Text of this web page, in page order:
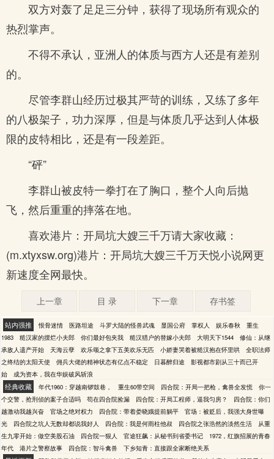
双方对轰了足足三分钟，获得了现场所有观众的
热烈掌声。
不得不承认，亚洲人的体质与西方人还是有差别
的。
尽管李群山经历过极其严苛的训练，又练了多年
的八极架子，功力深厚，但是与体质几乎达到人体极
限的皮特相比，还是有一段差距。
“砰”
李群山被皮特一拳打在了胸口，整个人向后抛
飞，然后重重的摔落在地。
喜欢港片：开局坑大嫂三千万请大家收藏：
(m.xtyxsw.org)港片：开局坑大嫂三千万天悦小说网更
新速度全网最快。
上一章 目 录 下一章 存书签
站内强推 恨骨迷情 医路坦途 斗罗大陆的怪兽武魂 显国公府 掌权人 娱乐春秋
重生
1983
糙汉家的摆烂小夫郎 你们最好包夹我 糙汉猎户的替嫁小夫郎 大明天下1544
修仙：从继
承敌人遗产开始
天海云孽 欢乐颂之拿下五美欢乐无匹 小娇妻哭着被糙汉抱在怀里哄
全职法师
之终结的太阳天使
佣兵大佬的精神状态有亿点不稳定 日暮醉归途
影视都市剧从三十而已开
始
成为资本，我在华娱破风斩浪
经典收藏 年代1960：穿越南锣鼓巷， 重生60带空间 四合院：开局一把枪，禽兽全发慌
你一
个交警，抢刑侦的案子合适吗
苟在四合院捡漏 四合院：开局工程师，逼我匀房？
四合院：你们
越激动我越兴奋
官场之绝对权力 四合院：带着娄晓娥提前躺平
官场：被贬后，我强大身世曝
光
四合院之坑人无数却都说我好人 四合院：我是何雨柱他叔 四合院之张浩然的淡然生活
从重
生九零开始：做空美股石油
四合院一狠人 官途狂飙：从秘书到省委书记
1972，红旗招展的青春
年代
港片之警察故事 四合院：智斗禽兽 下乡知青：直接跟全家断绝关系